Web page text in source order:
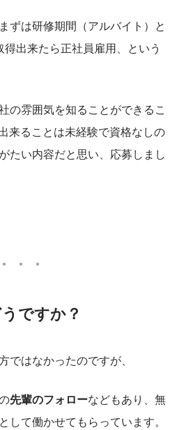
ずは研修期間（アルバイト）と
出来たら正社員雇用、という
の雰囲気を知ることができるこ
来ることは未経験で資格なしの
たい内容だと思い、応募しまし
ですか？
ではなかったのですが、
先輩のフォローなどもあり、無
して働かせてもらっています。